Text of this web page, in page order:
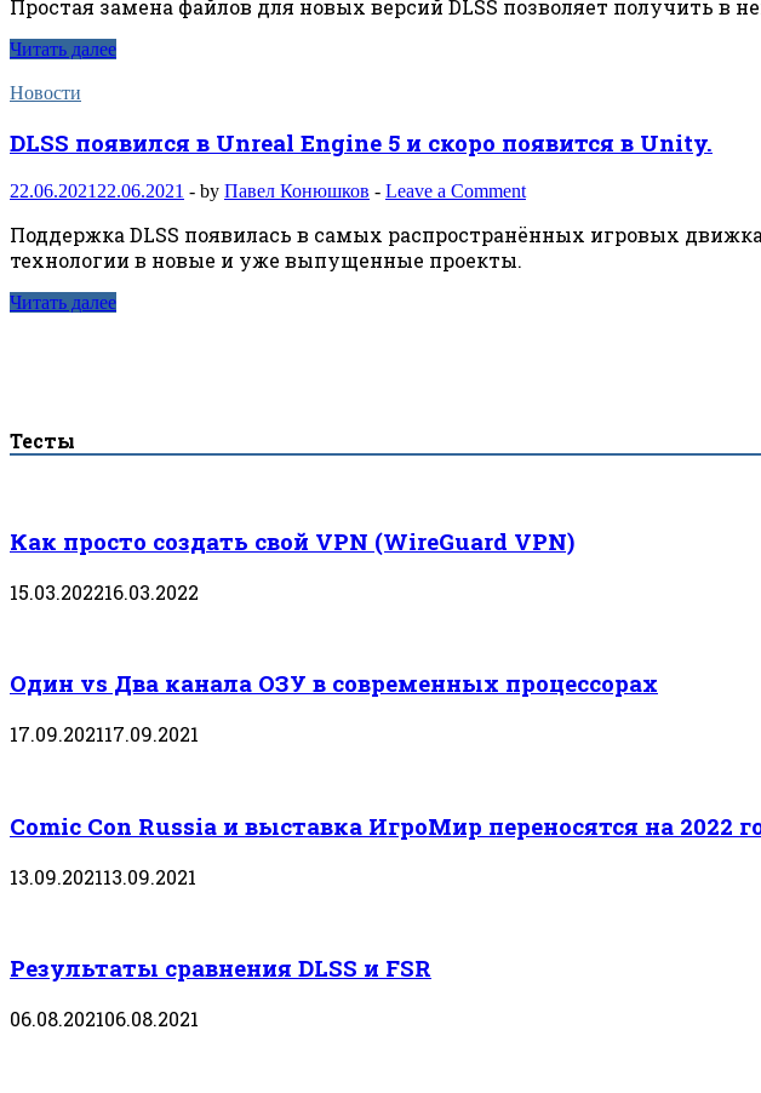
Простая замена файлов для новых версий DLSS позволяет получить в
Читать далее
Новости
DLSS появился в Unreal Engine 5 и скоро появится в Unity.
22.06.2021 22.06.2021 - by Павел Конюшков - Leave a Comment
Поддержка DLSS появилась в самых распространённых игровых
технологии в новые и уже выпущенные проекты.
Читать далее
Тесты
Как просто создать свой VPN (WireGuard VPN)
15.03.202216.03.2022
Один vs Два канала ОЗУ в современных процессорах
17.09.202117.09.2021
Comic Con Russia и выставка ИгроМир переносятся на 2022
13.09.202113.09.2021
Результаты сравнения DLSS и FSR
06.08.202106.08.2021